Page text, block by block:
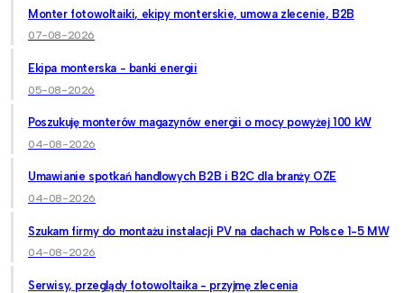
Monter fotowoltaiki, ekipy monterskie, umowa zlecenie, B2B
07-08-2026
Ekipa monterska - banki energii
05-08-2026
Poszukuję monterów magazynów energii o mocy powyżej 100 kW
04-08-2026
Umawianie spotkań handlowych B2B i B2C dla branży OZE
04-08-2026
Szukam firmy do montażu instalacji PV na dachach w Polsce 1-5 MW
04-08-2026
Serwisy, przeglądy fotowoltaika - przyjmę zlecenia